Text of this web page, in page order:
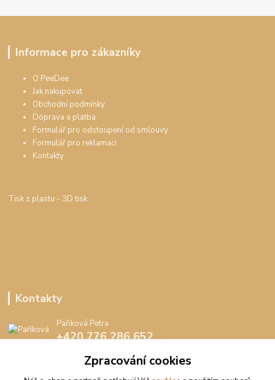
Informace pro zákazníky
O PeeDee
Jak nakupovat
Obchodní podmínky
Doprava a platba
Formulář pro odstoupení od smlouvy
Formulář pro reklamaci
Kontakty
Tisk z plastu - 3D tisk
Kontakty
Paříková Petra
+420 776 286 652
Zpracování cookies